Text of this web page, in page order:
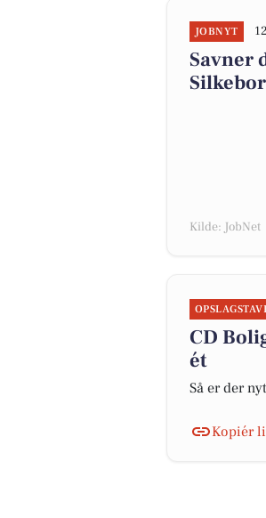
JOBNYT
Savner
Kilde: JobNet
CD
ét
Så er der
Kopiér